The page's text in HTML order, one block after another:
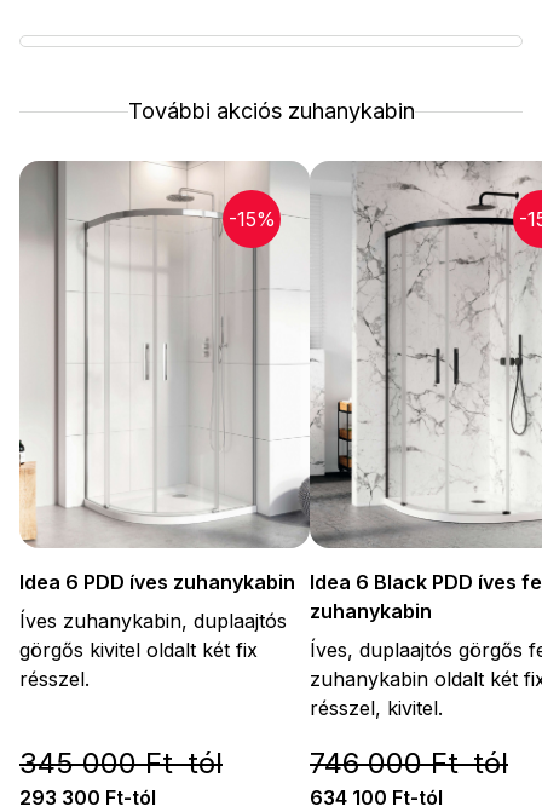
További akciós zuhanykabin
-15%
Idea 6 PDD íves zuhanykabin
Íves zuhanykabin, duplaajtós
görgős kivitel oldalt két fix
résszel.
345 000 Ft-tól
293 300 Ft-tól
-
Idea 6 Black PDD íves
zuhanykabin
Íves, duplaajtós görgős
zuhanykabin oldalt két
résszel, kivitel.
746 000 Ft-tól
634 100 Ft-tól